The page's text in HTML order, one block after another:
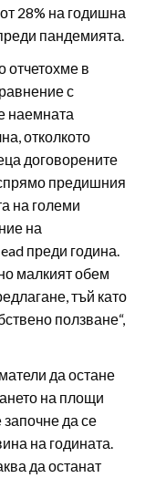
28% на годишна
пандемията.
отчетохме в
с
наемната
отколкото
договорените
предишния
на големи
на
преди година.
малкият обем
тъй като
ползване“,
да остане
на площи
да се
на годината.
да останат